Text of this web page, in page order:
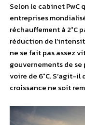
Selon le cabinet PwC
entreprises
réchauffement à 2°C
réduction de
ne se fait pas assez
gouvernements de
voire de 6°C. S’agit-
croissance ne soit